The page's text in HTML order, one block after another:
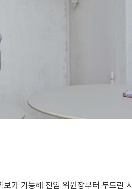
가 가능해 전임 위원장부터 두드린 시